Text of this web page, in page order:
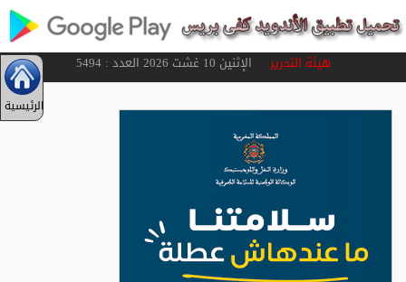
هيئة التحريرالإثنين 10 غشت 2026 العدد : 5494
الرئيسية